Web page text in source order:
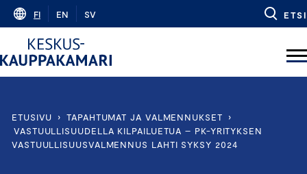
Skip
content
FI EN SV ETSI
ETUSIVU › TAPAHTUMAT JA VALMENNUKSET
›
VASTUULLISUUDELLA KILPAILUETUA – PK-YRITYKSEN
VASTUULLISUUSVALMENNUS LAHTI SYKSY 2024